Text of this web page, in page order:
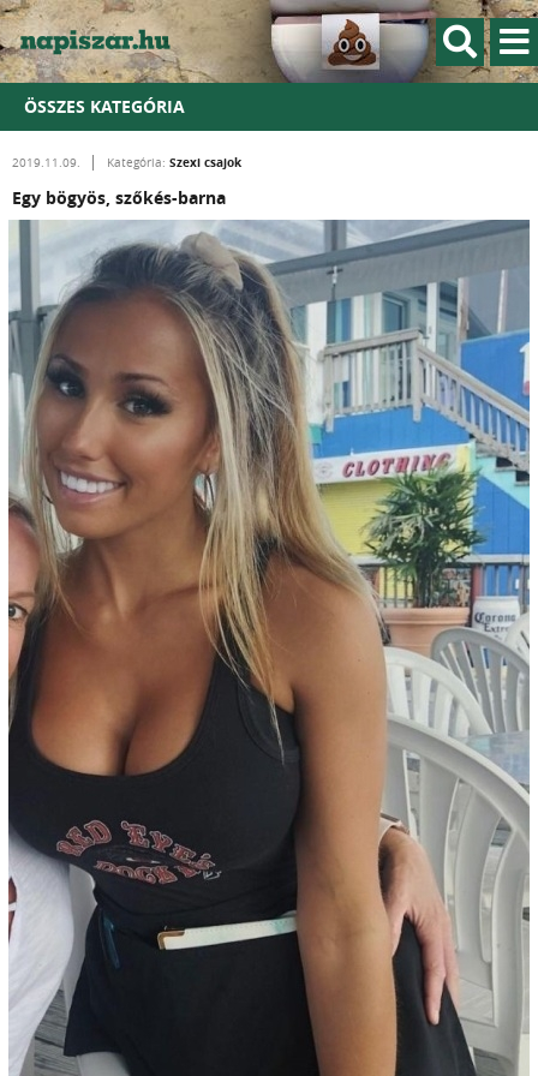
ÖSSZES KATEGÓRIA
2019.11.09. Kategória: Szexi csajok
Egy bögyös, szőkés-barna